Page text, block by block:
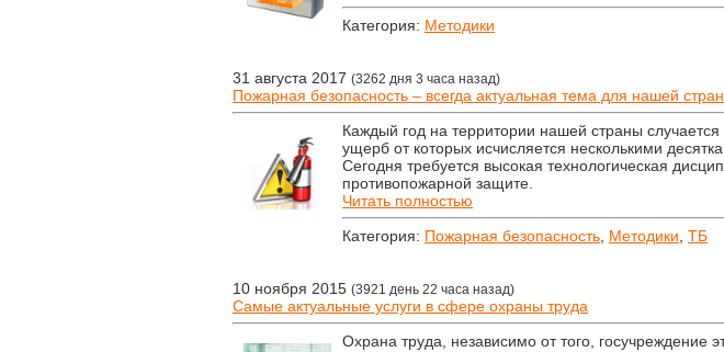
Категория: Методики
31 августа 2017 (3262 дня 3 часа назад)
Пожарная безопасность – всегда актуальная тема для нашей
Каждый год на территории нашей страны
ущерб от которых исчисляется несколькими
Сегодня требуется высокая технологическая
противопожарной защите.
Читать полностью
Категория: Пожарная безопасность Методики ТБ
10 ноября 2015 (3921 день 22 часа назад)
Самые актуальные услуги в сфере охраны труда
Охрана труда, независимо от того, госучреждение